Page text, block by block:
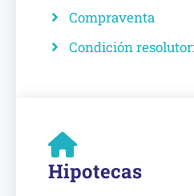
Compraventa
Condición
Hipotecas